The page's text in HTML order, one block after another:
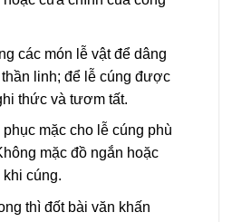
các món lễ vật để dâng
thần linh; để lễ cúng được
thức và tươm tất.
mặc cho lễ cúng phù
mặc đồ ngắn hoặc
cúng.
thì đốt bài văn khấn